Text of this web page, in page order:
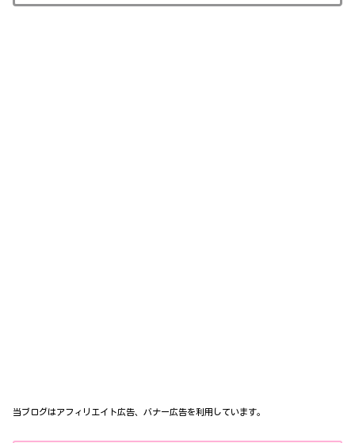
当ブログはアフィリエイト広告、バナー広告を利用しています。